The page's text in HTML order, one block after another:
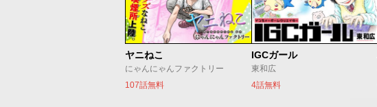
ヤニねこ
にゃんにゃんファクトリー
107話無料
IGCガール
東和広
4話無料